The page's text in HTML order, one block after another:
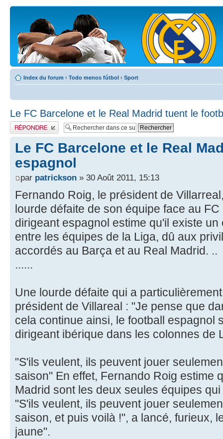
Index du forum ‹ Todo menos fútbol ‹ Sport
Le FC Barcelone et le Real Madrid tuent le
Publier une réponse
Le FC Barcelone et le Real
espagnol
par patrickson » 30 Août 2011, 15:13
Fernando Roig, le président de
lourde défaite de son équipe face au
dirigeant espagnol estime qu'il existe
entre les équipes de la Liga, dû aux
accordés au Barça et au Real Madrid. ..
......
Une lourde défaite qui a
président de Villareal : "Je pense que
cela continue ainsi, le football espagnol
dirigeant ibérique dans les colonnes de
"S'ils veulent, ils peuvent jouer
saison" En effet, Fernando Roig estime
Madrid sont les deux seules équipes
"S'ils veulent, ils peuvent jouer
saison, et puis voilà !", a lancé, furieux,
jaune".